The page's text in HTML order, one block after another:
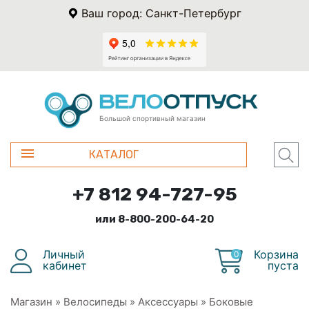
Ваш город: Санкт-Петербург
Большой спортивный магазин
КАТАЛОГ
+7 812 94-727-95
или 8-800-200-64-20
Личный
кабинет
0
Корзина
пуста
Магазин » Велосипеды » Аксессуары » Боковые